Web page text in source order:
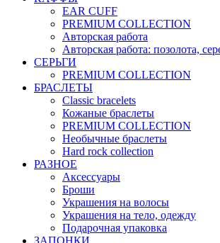
EAR CUFF
PREMIUM COLLECTION
Авторская работа
Авторская работа: позолота,
СЕРЬГИ
PREMIUM COLLECTION
БРАСЛЕТЫ
Classic bracelets
Кожаные браслеты
PREMIUM COLLECTION
Необычные браслеты
Hard rock collection
РАЗНОЕ
Аксессуары
Броши
Украшения на волосы
Украшения на тело, одежду
Подарочная упаковка
ЗАПОНКИ